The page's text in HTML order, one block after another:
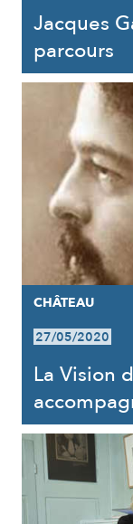
Jacques
parcours
CHÂTEAU
27/05/2020
La Vision